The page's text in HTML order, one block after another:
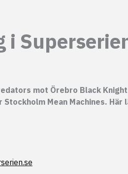
i
mot Örebro Black
Mean Machines. Här